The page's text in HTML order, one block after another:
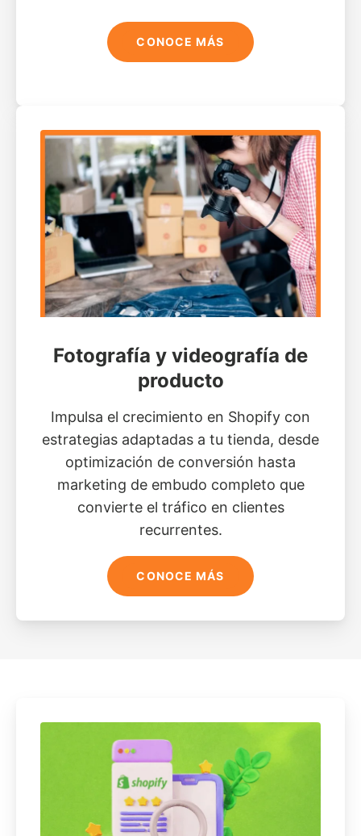
CONOCE MÁS
Fotografía y videografía de
producto
Impulsa el crecimiento en Shopify con
estrategias adaptadas a tu tienda, desde
optimización de conversión hasta
marketing de embudo completo que
convierte el tráfico en clientes
recurrentes.
CONOCE MÁS